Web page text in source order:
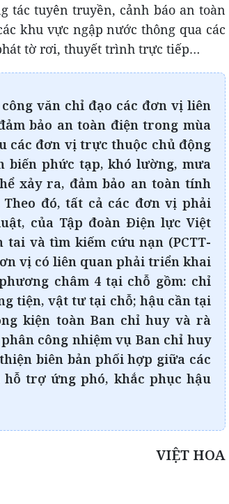
tác tuyên truyền, cảnh báo an toàn
khu vực ngập nước thông qua các
tờ rơi, thuyết trình trực tiếp…
công văn chỉ đạo các đơn vị liên
bảo an toàn điện trong mùa
các đơn vị trực thuộc chủ động
phức tạp, khó lường, mưa
xảy ra, đảm bảo an toàn tính
đó, tất cả các đơn vị phải
của Tập đoàn Điện lực Việt
tai và tìm kiếm cứu nạn (PCTT-
vị có liên quan phải triển khai
châm 4 tại chỗ gồm: chỉ
tiện, vật tư tại chỗ; hậu cần tại
kiện toàn Ban chỉ huy và rà
công nhiệm vụ Ban chỉ huy
biên bản phối hợp giữa các
trợ ứng phó, khắc phục hậu
VIỆT HOA